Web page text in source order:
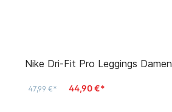
Nike Dri-Fit Pro Leggings Damen
47,99 €* 44,90 €*